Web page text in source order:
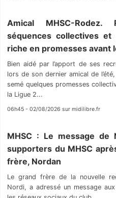
Amical MHSC-Rodez.
séquences collectives
riche en promesses avant
Bien aidé par l’apport de ses
lors de son dernier amical de
semé quelques promesses
la Ligue 2...
06h45 - 02/08/2026 sur midilibre.fr
MHSC : Le message de
supporters du MHSC
frère, Nordan
Le grand frère de la nouvelle
Nordi, a adressé un message